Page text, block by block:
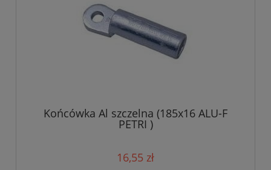
Końcówka Al szczelna (185x16 ALU-F
PETRI )
16,55 zł